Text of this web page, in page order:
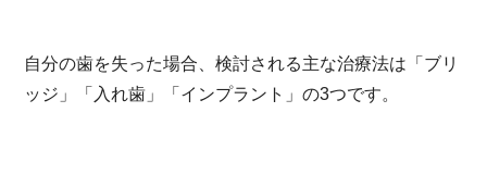
自分の歯を失った場合、検討される主な治療法は「ブリ
ッジ」「入れ歯」「インプラント」の3つです。